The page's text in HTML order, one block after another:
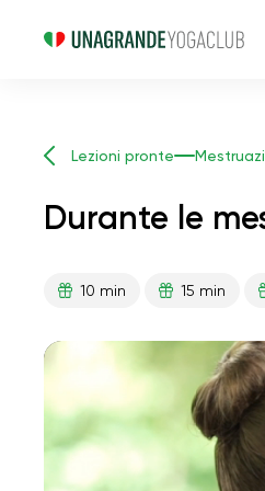
Lezioni pronte
Durante le
10 min 15 min